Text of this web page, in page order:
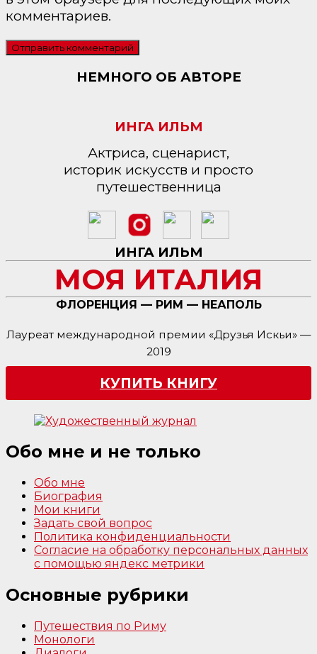
комментариев.
НЕМНОГО ОБ АВТОРЕ
ИНГА ИЛЬМ
Актриса, сценарист,
историк искусств и просто
путешественница
ИНГА ИЛЬМ
МОЯ ИТАЛИЯ
ФЛОРЕНЦИЯ — РИМ — НЕАПОЛЬ
Лауреат международной премии «Друзья Искьи» —
2019
КУПИТЬ КНИГУ
Обо мне и не только
Обо мне
Биография
Мои книги
Задать свой вопрос
Политика конфиденциальности
Согласие на обработку персональных данных
с помощью яндекс метрики
Основные рубрики
Путешествия по Риму
Монологи